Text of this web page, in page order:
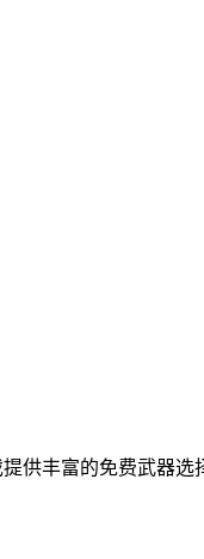
供丰富的免费武器